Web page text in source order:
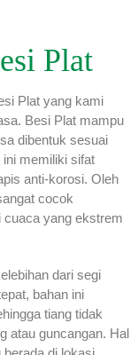
Plat
Plat yang kami
Besi Plat mampu
dibentuk sesuai
ini memiliki sifat
anti-korosi. Oleh
cocok
cuaca yang ekstrem
dari segi
bahan ini
tiang tidak
atau guncangan. Hal